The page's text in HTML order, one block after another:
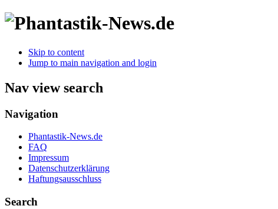
Skip to content
Jump to main navigation and login
Nav view search
Navigation
Phantastik-News.de
FAQ
Impressum
Datenschutzerklärung
Haftungsausschluss
Search